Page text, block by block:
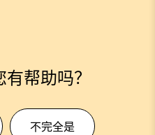
帮助吗？
不完全是